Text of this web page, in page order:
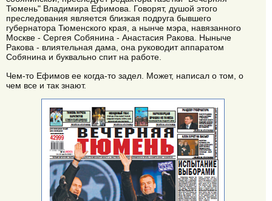
Тюмень" Владимира Ефимова. Говорят, душой этого
преследования является близкая подруга бывшего
губернатора Тюменского края, а нынче мэра, навязанного
Москве - Сергея Собянина - Анастасия Ракова. Ныныче
Ракова - влиятельная дама, она руководит аппаратом
Собянина и буквально спит на работе.
Чем-то Ефимов ее когда-то задел. Может, написал о том, о
чем все и так знают.